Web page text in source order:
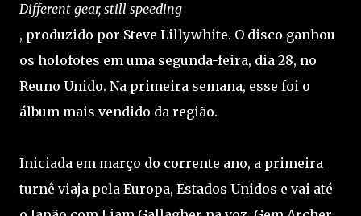
Different gear, still speeding
, produzido por Steve Lillywhite. O disco ganhou
os holofotes em uma segunda-feira, dia 28, no
Reuno Unido. Na primeira semana, esse foi o
álbum mais vendido da região.
Iniciada em março do corrente ano, a primeira
turnê viaja pela Europa, Estados Unidos e vai até